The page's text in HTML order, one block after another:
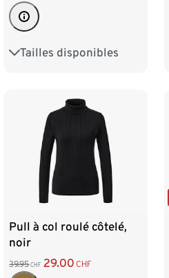
Tailles disponibles
S 36/38 M 40/42
Pull à col roulé côtelé,
noir
39.95 CHF 29.00 CHF